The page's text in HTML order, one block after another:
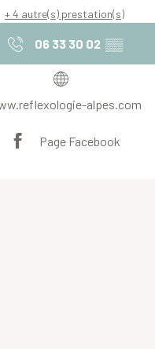
+ 4 autre(s) prestation(s)
06 33 30 02 ▒▒
alpes.com
Page Facebook